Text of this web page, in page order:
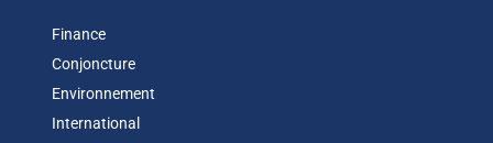
Finance
Conjoncture
Environnement
International